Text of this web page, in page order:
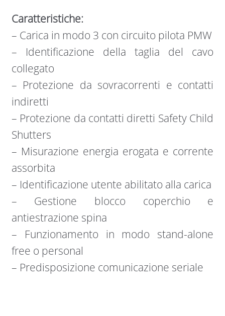
Caratteristiche:
– Carica in modo 3 con circuito pilota PMW
– Identificazione della taglia del cavo
collegato
– Protezione da sovracorrenti e contatti
indiretti
– Protezione da contatti diretti Safety Child
Shutters
– Misurazione energia erogata e corrente
assorbita
– Identificazione utente abilitato alla carica
– Gestione blocco coperchio e
antiestrazione spina
– Funzionamento in modo stand-alone
free o personal
– Predisposizione comunicazione seriale